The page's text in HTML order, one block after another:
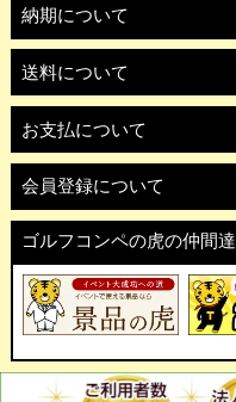
納期について
送料について
お支払について
会員登録について
ゴルフコンペの虎の仲間達